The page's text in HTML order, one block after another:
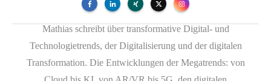
Mathias schreibt über transformative Digital- und
Technologietrends, der Digitalisierung und der digitalen
Transformation. Die Entwicklungen der Megatrends: von